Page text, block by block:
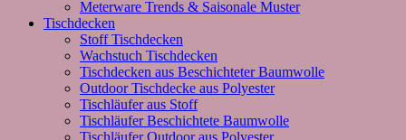
Meterware Trends & Saisonale Muster
Tischdecken
Stoff Tischdecken
Wachstuch Tischdecken
Tischdecken aus Beschichteter Baumwolle
Outdoor Tischdecke aus Polyester
Tischläufer aus Stoff
Tischläufer Beschichtete Baumwolle
Tischläufer Outdoor aus Polyester